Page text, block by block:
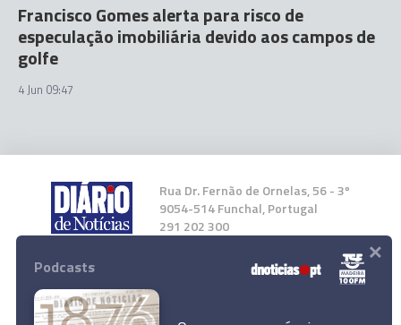
Francisco Gomes alerta para risco de
especulação imobiliária devido aos campos de
golfe
4 Jun 09:47
Rua Dr. Fernão de Ornelas, 56 - 3º
9054-514 Funchal, Portugal
291 202 300
Instale a nossa App
Podcasts ×